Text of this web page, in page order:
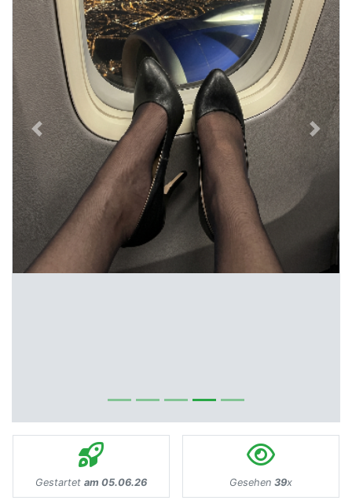
Previous Next
Gestartet am 05.06.26 Gesehen 39x